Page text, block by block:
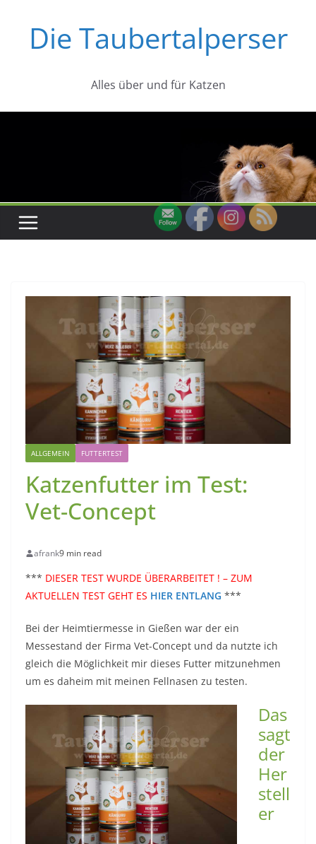
springenDie Taubertalperser
Alles über und für Katzen
ALLGEMEIN FUTTERTEST
Katzenfutter im Test:
Vet-Concept
afrank9 min read
*** DIESER TEST WURDE ÜBERARBEITET ! – ZUM
AKTUELLEN TEST GEHT ES HIER ENTLANG ***
Bei der Heimtiermesse in Gießen war der ein
Messestand der Firma Vet-Concept und da nutzte ich
gleich die Möglichkeit mir dieses Futter mitzunehmen
um es daheim mit meinen Fellnasen zu testen.
Das
sagt
der
Her
stell
er